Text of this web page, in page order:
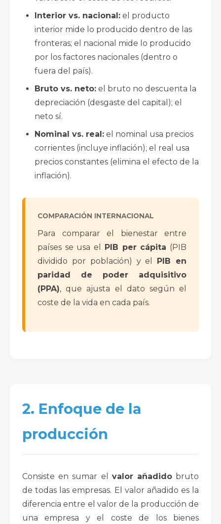
Interior vs. nacional: el producto
interior mide lo producido dentro de las
fronteras; el nacional mide lo producido
por los factores nacionales (dentro o
fuera del país).
Bruto vs. neto: el bruto no descuenta la
depreciación (desgaste del capital); el
neto sí.
Nominal vs. real: el nominal usa precios
corrientes (incluye inflación); el real usa
precios constantes (elimina el efecto de la
inflación).
COMPARACIÓN INTERNACIONAL
Para comparar el bienestar entre
países se usa el PIB per cápita (PIB
dividido por población) y el PIB en
paridad de poder adquisitivo
(PPA), que ajusta el dato según el
coste de la vida en cada país.
2. Enfoque de la
producción
Consiste en sumar el valor añadidobruto
de todas las empresas. El valor añadido es la
diferencia entre el valor de la producción de
una empresa y el coste de los bienes